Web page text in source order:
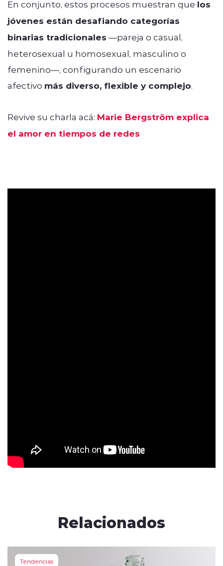
En conjunto, estos procesos muestran que los
jóvenes están desafiando categorías
binarias tradicionales —pareja o casual,
heterosexual u homosexual, masculino o
femenino—, configurando un escenario
afectivo más diverso, flexible y complejo.
Revive su charla acá: Marie Bergström explica
el amor en tiempos de redes
Relacionados
Tendencias